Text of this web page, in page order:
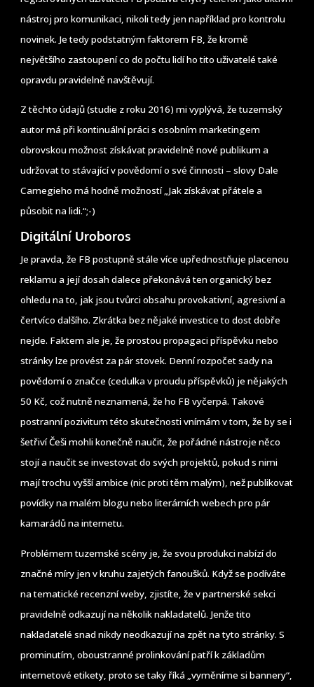
nástroj pro komunikaci, nikoli tedy jen například pro kontrolu
novinek. Je tedy podstatným faktorem FB, že kromě
největšího zastoupení co do počtu lidí ho tito uživatelé také
opravdu pravidelně navštěvují.
Z těchto údajů (studie z roku 2016) mi vyplývá, že tuzemský
autor má při kontinuální práci s osobním marketingem
obrovskou možnost získávat pravidelně nové publikum a
udržovat to stávající v povědomí o své činnosti – slovy Dale
Carnegieho má hodně možností „Jak získávat přátele a
působit na lidi.“;-)
Digitální Uroboros
Je pravda, že FB postupně stále více upřednostňuje placenou
reklamu a její dosah dalece překonává ten organický bez
ohledu na to, jak jsou tvůrci obsahu provokativní, agresivní a
čertvíco dalšího. Zkrátka bez nějaké investice to dost dobře
nejde. Faktem ale je, že prostou propagaci příspěvku nebo
stránky lze provést za pár stovek. Denní rozpočet sady na
povědomí o značce (cedulka v proudu příspěvků) je nějakých
50 Kč, což nutně neznamená, že ho FB vyčerpá. Takové
postranní pozivitum této skutečnosti vnímám v tom, že by se i
šetřiví Češi mohli konečně naučit, že pořádné nástroje něco
stojí a naučit se investovat do svých projektů, pokud s nimi
mají trochu vyšší ambice (nic proti těm malým), než publikovat
povídky na malém blogu nebo literárních webech pro pár
kamarádů na internetu.
Problémem tuzemské scény je, že svou produkci nabízí do
značné míry jen v kruhu zajetých fanoušků. Když se podíváte
na tematické recenzní weby, zjistíte, že v partnerské sekci
pravidelně odkazují na několik nakladatelů. Jenže tito
nakladatelé snad nikdy neodkazují na zpět na tyto stránky. S
prominutím, oboustranné prolinkování patří k základům
internetové etikety, proto se taky říká „vyměníme si bannery“,